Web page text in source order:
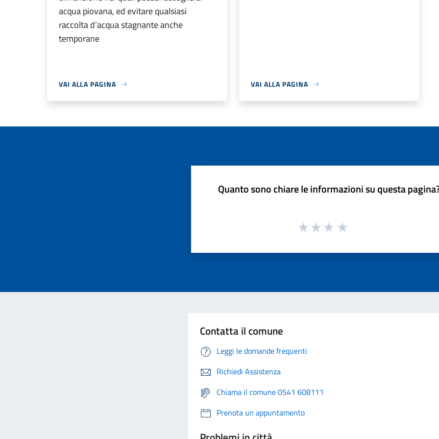
acqua piovana, ed evitare qualsiasi
raccolta d’acqua stagnante anche
temporane
VAI ALLA PAGINA VAI ALLA PAGINA
Quanto sono chiare le informazioni su questa
Contatta il comune
Leggi le domande frequenti
Richiedi Assistenza
Chiama il comune 0541 608111
Prenota un appuntamento